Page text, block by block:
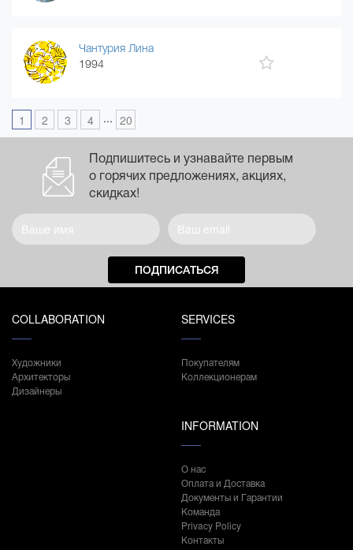
Чантурия Лина
1994
1 2 3 4 ... 20
Подпишитесь и узнавайте первым
о горячих предложениях, акциях,
скидках!
ПОДПИСАТЬСЯ
COLLABORATION
Художники
Архитекторы
Дизайнеры
SERVICES
Покупателям
Коллекционерам
INFORMATION
О нас
Оплата и Доставка
Документы и Гарантии
Команда
Privacy Policy
Контакты